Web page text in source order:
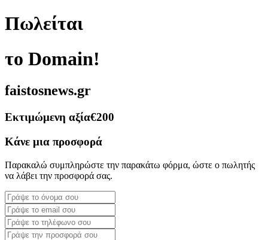
Πωλείται
το Domain!
faistosnews.gr
Εκτιμώμενη αξία€200
Κάνε μια προσφορά
Παρακαλώ συμπληρώστε την παρακάτω φόρμα, ώστε ο πωλητής
να λάβει την προσφορά σας.